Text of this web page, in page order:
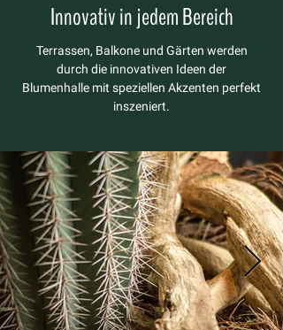
Innovativ in jedem Bereich
Terrassen, Balkone und Gärten werden
durch die innovativen Ideen der
Blumenhalle mit speziellen Akzenten perfekt
inszeniert.